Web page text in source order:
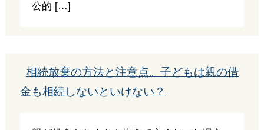
公的 […]
相続放棄の方法と注意点。子どもは親の借
金も相続しないといけない？